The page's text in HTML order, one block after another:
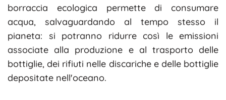
borraccia ecologica permette di consumare
acqua, salvaguardando al tempo stesso il
pianeta: si potranno ridurre così le emissioni
associate alla produzione e al trasporto delle
bottiglie, dei rifiuti nelle discariche e delle bottiglie
depositate nell'oceano.